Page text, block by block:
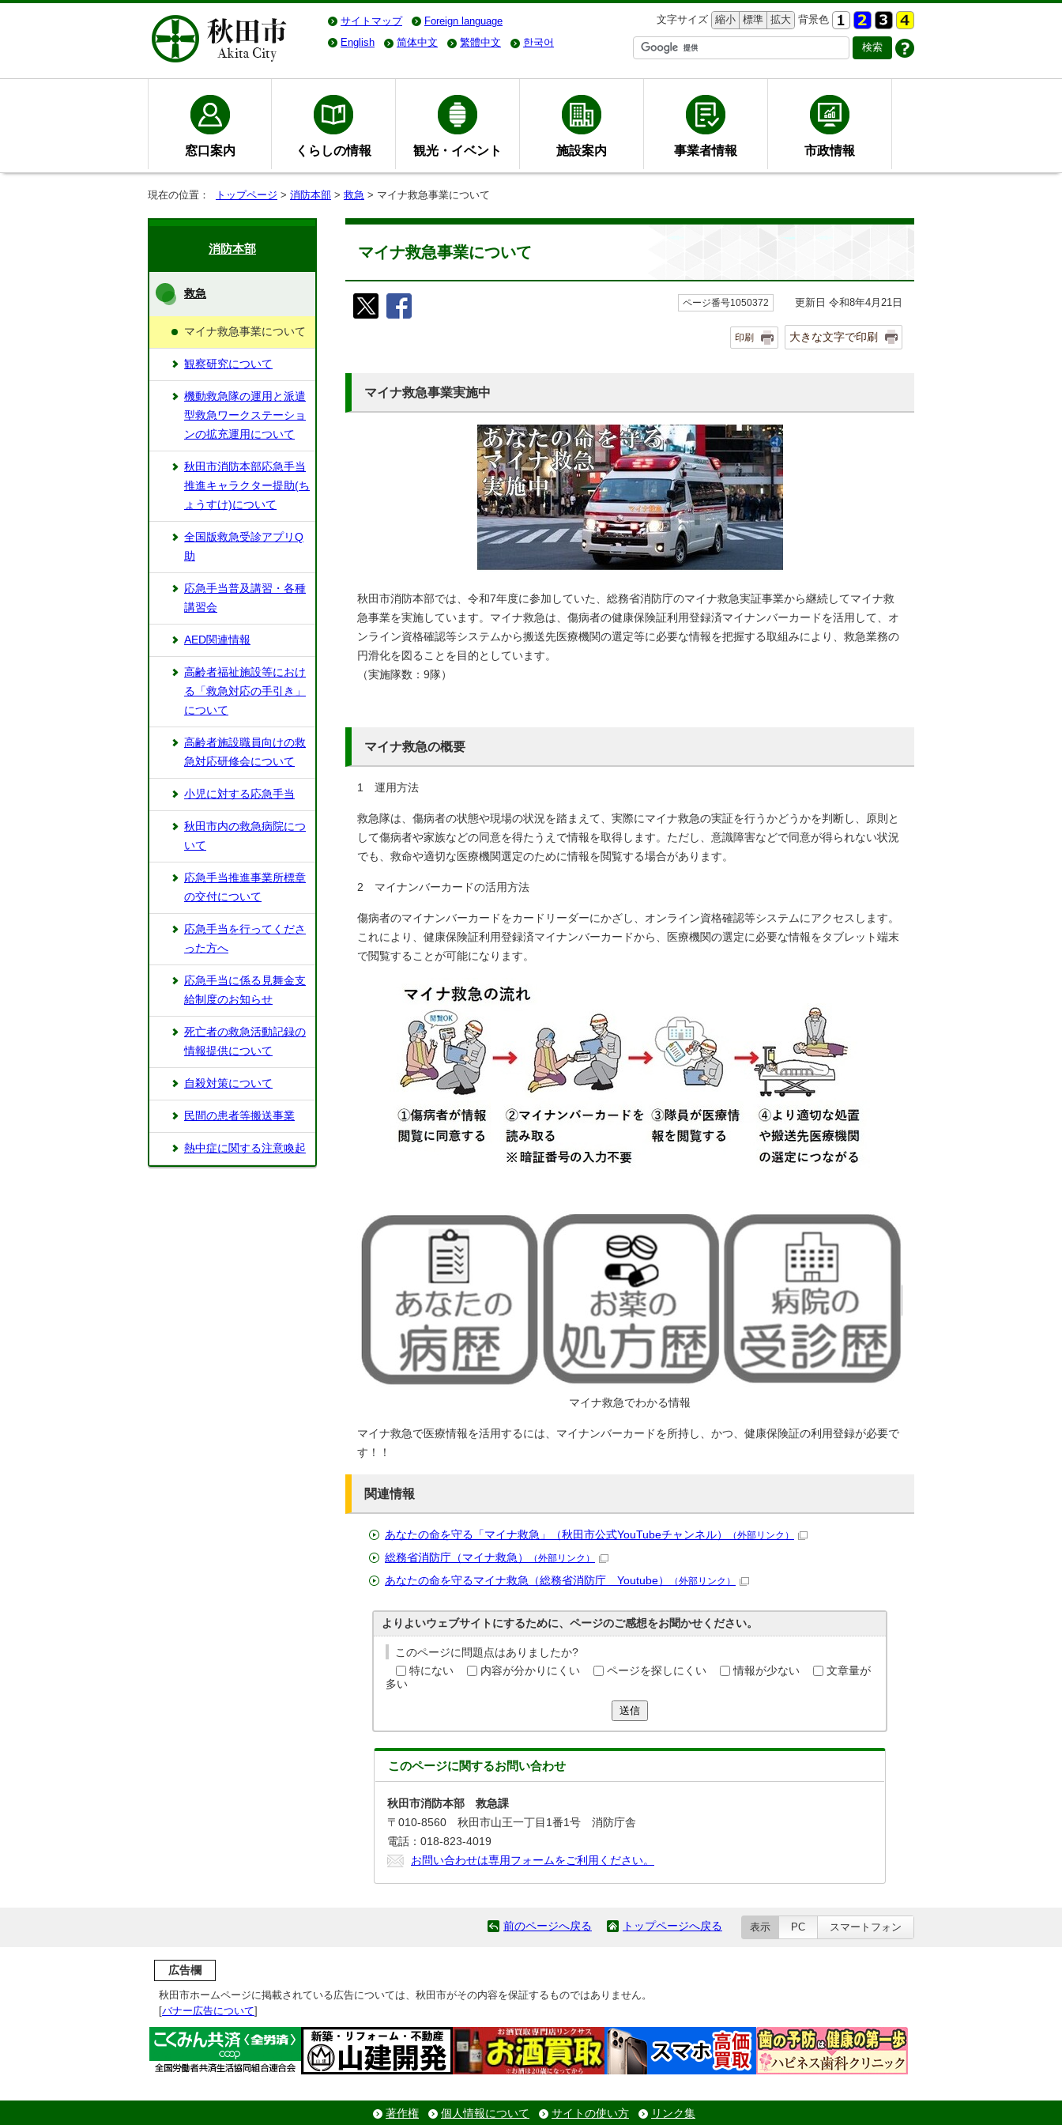
サイトマップ Foreign language 文字サイズ 縮小 標準 拡大 背景色
English
简体中文 繁體中文 한국어
窓口案内 くらしの情報 観光・イベント 施設案内 事業者情報 市政情報
現在の位置： トップページ > 消防本部 > 救急 > マイナ救急事業について
マイナ救急事業について
ページ番号1050372 更新日 令和8年4月21日
印刷 大きな文字で印刷
マイナ救急事業実施中
秋田市消防本部では、令和7年度に参加していた、総務省消防庁のマイナ救急実証事業から継続してマイナ救
急事業を実施しています。マイナ救急は、傷病者の健康保険証利用登録済マイナンバーカードを活用して、オ
ンライン資格確認等システムから搬送先医療機関の選定等に必要な情報を把握する取組みにより、救急業務の
円滑化を図ることを目的としています。
（実施隊数：9隊）
マイナ救急の概要
1 運用方法
救急隊は、傷病者の状態や現場の状況を踏まえて、実際にマイナ救急の実証を行うかどうかを判断し、原則と
して傷病者や家族などの同意を得たうえで情報を取得します。ただし、意識障害などで同意が得られない状況
でも、救命や適切な医療機関選定のために情報を閲覧する場合があります。
2 マイナンバーカードの活用方法
傷病者のマイナンバーカードをカードリーダーにかざし、オンライン資格確認等システムにアクセスします。
これにより、健康保険証利用登録済マイナンバーカードから、医療機関の選定に必要な情報をタブレット端末
で閲覧することが可能になります。
マイナ救急でわかる情報
マイナ救急で医療情報を活用するには、マイナンバーカードを所持し、かつ、健康保険証の利用登録が必要で
す！！
関連情報
あなたの命を守る「マイナ救急」（秋田市公式YouTubeチャンネル） （外部リンク）
総務省消防庁（マイナ救急） （外部リンク）
あなたの命を守るマイナ救急（総務省消防庁 Youtube） （外部リンク）
よりよいウェブサイトにするために、ページのご感想をお聞かせください。
このページに問題点はありましたか?
特にない
内容が分かりにくい ページを探しにくい 情報が少ない
文章量が
多い
送信
このページに関するお問い合わせ
秋田市消防本部 救急課
〒010-8560 秋田市山王一丁目1番1号 消防庁舎
電話：018-823-4019
お問い合わせは専用フォームをご利用ください。
消防本部
救急
マイナ救急事業について
観察研究について
機動救急隊の運用と派遣
型救急ワークステーショ
ンの拡充運用について
秋田市消防本部応急手当
推進キャラクター提助(ち
ょうすけ)について
全国版救急受診アプリQ
助
応急手当普及講習・各種
講習会
AED関連情報
高齢者福祉施設等におけ
る「救急対応の手引き」
について
高齢者施設職員向けの救
急対応研修会について
小児に対する応急手当
秋田市内の救急病院につ
いて
応急手当推進事業所標章
の交付について
応急手当を行ってくださ
った方へ
応急手当に係る見舞金支
給制度のお知らせ
死亡者の救急活動記録の
情報提供について
自殺対策について
民間の患者等搬送事業
熱中症に関する注意喚起
前のページへ戻る トップページへ戻る 表示 PC スマートフォン
広告欄
秋田市ホームページに掲載されている広告については、秋田市がその内容を保証するものではありません。
[バナー広告について]
著作権 個人情報について サイトの使い方 リンク集